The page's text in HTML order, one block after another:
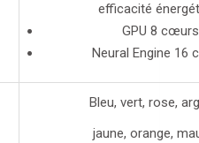
efficacité
GPU 8 cœurs
Neural Engine 16
Bleu, vert, rose,
jaune, orange,